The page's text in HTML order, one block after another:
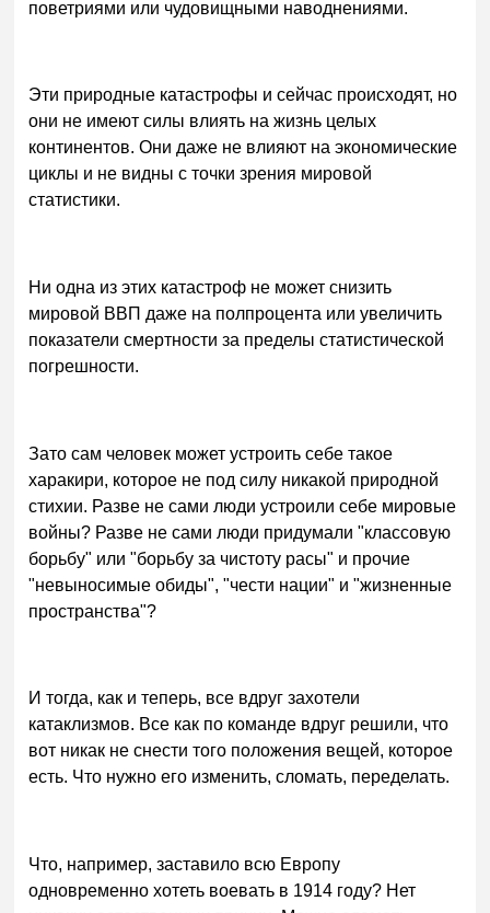
поветриями или чудовищными наводнениями.
Эти природные катастрофы и сейчас происходят, но
они не имеют силы влиять на жизнь целых
континентов. Они даже не влияют на экономические
циклы и не видны с точки зрения мировой
статистики.
Ни одна из этих катастроф не может снизить
мировой ВВП даже на полпроцента или увеличить
показатели смертности за пределы статистической
погрешности.
Зато сам человек может устроить себе такое
харакири, которое не под силу никакой природной
стихии. Разве не сами люди устроили себе мировые
войны? Разве не сами люди придумали "классовую
борьбу" или "борьбу за чистоту расы" и прочие
"невыносимые обиды", "чести нации" и "жизненные
пространства"?
И тогда, как и теперь, все вдруг захотели
катаклизмов. Все как по команде вдруг решили, что
вот никак не снести того положения вещей, которое
есть. Что нужно его изменить, сломать, переделать.
Что, например, заставило всю Европу
одновременно хотеть воевать в 1914 году? Нет